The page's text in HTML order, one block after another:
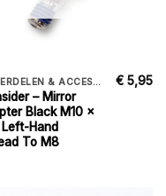
ONDERDELEN & ACCESSORIES
– Mirror
Black M10 x
Left-Hand
To M8
€ 5,95